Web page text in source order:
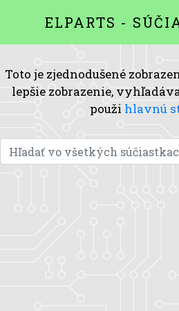
ELPARTS -
Toto je zjednodušené
lepšie zobrazenie,
použi hlavnú